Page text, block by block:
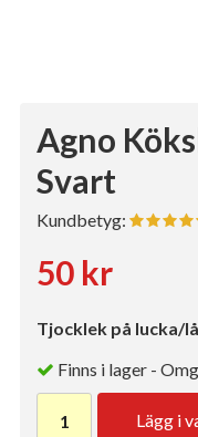
Agno
Svart
Kundbetyg:
50 kr
Tjocklek på lucka/
Finns i lager -
Lägg i